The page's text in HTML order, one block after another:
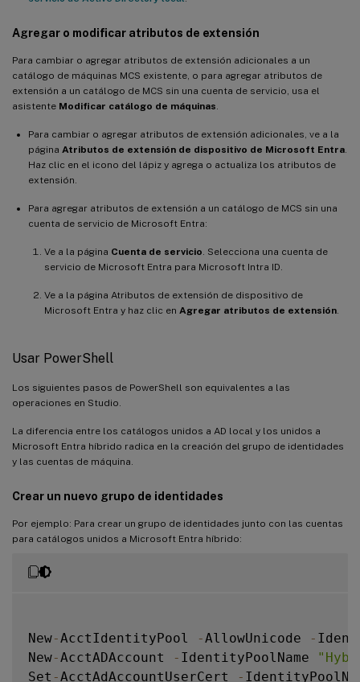
Agregar o modificar atributos de extensión
Para cambiar o agregar atributos de extensión adicionales a un
catálogo de máquinas MCS existente, o para agregar atributos de
extensión a un catálogo de MCS sin una cuenta de servicio, usa el
asistente Modificar catálogo de máquinas
Para cambiar o agregar atributos de extensión adicionales, ve a la
página Atributos de extensión de dispositivo de Microsoft Entra
Haz clic en el icono del lápiz y agrega o actualiza los atributos de
extensión.
Para agregar atributos de extensión a un catálogo de MCS sin una
cuenta de servicio de Microsoft Entra:
Ve a la página Cuenta de servicio . Selecciona una cuenta de
servicio de Microsoft Entra para Microsoft Intra ID.
Ve a la página Atributos de extensión de dispositivo de
Microsoft Entra y haz clic en Agregar atributos de extensión
Usar PowerShell
Los siguientes pasos de PowerShell son equivalentes a las
operaciones en Studio.
La diferencia entre los catálogos unidos a AD local y los unidos a
Microsoft Entra híbrido radica en la creación del grupo de identidades
y las cuentas de máquina.
Crear un nuevo grupo de identidades
Por ejemplo: Para crear un grupo de identidades junto con las cuentas
para catálogos unidos a Microsoft Entra híbrido:
New-AcctIdentityPool -AllowUnicode -
New-AcctADAccount - IdentityPoolName
Set -AcctAdAccountUserCert -